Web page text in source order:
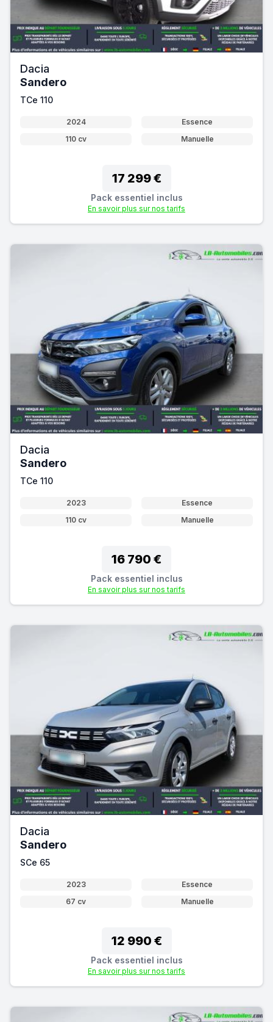
Dacia
Sandero
TCe 110
2024
Essence
110 cv
Manuelle
17 299 €
Pack essentiel inclus
En savoir plus sur nos tarifs
Dacia
Sandero
TCe 110
2023
Essence
110 cv
Manuelle
16 790 €
Pack essentiel inclus
En savoir plus sur nos tarifs
Dacia
Sandero
SCe 65
2023
Essence
67 cv
Manuelle
12 990 €
Pack essentiel inclus
En savoir plus sur nos tarifs